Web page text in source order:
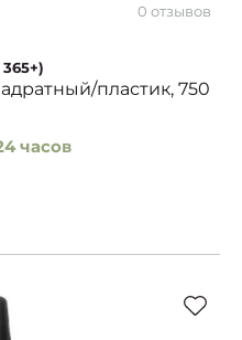
0 отзывов
пластик, 750
часов